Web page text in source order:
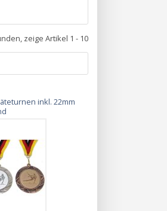
zeige Artikel 1 - 10
inkl. 22mm